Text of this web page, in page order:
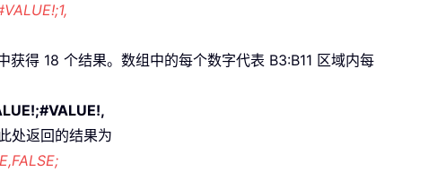
得 18 个结果。数组中的每个数字代表 B3:B11 区域内每
处返回的结果为